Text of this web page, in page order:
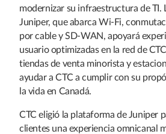
modernizar su infraestructura de TI.
Juniper, que abarca Wi-Fi,
por cable y SD-WAN, apoyará
usuario optimizadas en la red de
tiendas de venta minorista y
ayudar a CTC a cumplir con su
la vida en Canadá.
CTC eligió la plataforma de Juniper
clientes una experiencia omnicanal